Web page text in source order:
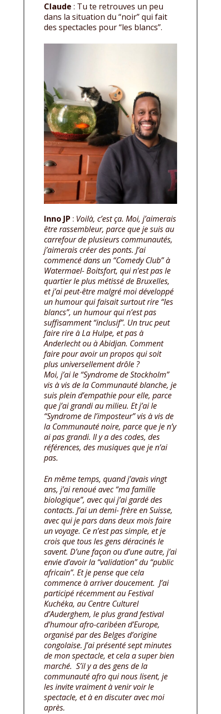
Claude : Tu te retrouves un peu
dans la situation du “noir” qui fait
des spectacles pour “les blancs”.
Inno JP : Voilà, c’est ça. Moi, j’aimerais
être rassembleur, parce que je suis au
carrefour de plusieurs communautés,
j’aimerais créer des ponts. J’ai
commencé dans un “Comedy Club” à
Watermael- Boitsfort, qui n’est pas le
quartier le plus métissé de Bruxelles,
et j’ai peut-être malgré moi développé
un humour qui faisait surtout rire “les
blancs”, un humour qui n’est pas
suffisamment “inclusif”. Un truc peut
faire rire à La Hulpe, et pas à
Anderlecht ou à Abidjan. Comment
faire pour avoir un propos qui soit
plus universellement drôle ?
Moi, j’ai le “Syndrome de Stockholm”
vis à vis de la Communauté blanche, je
suis plein d’empathie pour elle, parce
que j’ai grandi au milieu. Et j’ai le
“Syndrome de l’imposteur” vis à vis de
la Communauté noire, parce que je n’y
ai pas grandi. Il y a des codes, des
références, des musiques que je n’ai
pas.
En même temps, quand j’avais vingt
ans, j’ai renoué avec “ma famille
biologique”, avec qui j’ai gardé des
contacts. J’ai un demi- frère en Suisse,
avec qui je pars dans deux mois faire
un voyage. Ce n’est pas simple, et je
crois que tous les gens déracinés le
savent. D’une façon ou d’une autre, j’ai
envie d’avoir la “validation” du “public
africain”. Et je pense que cela
commence à arriver doucement. J’ai
participé récemment au Festival
Kuchéka, au Centre Culturel
d’Auderghem, le plus grand festival
d’humour afro-caribéen d’Europe,
organisé par des Belges d’origine
congolaise. J’ai présenté sept minutes
de mon spectacle, et cela a super bien
marché. S’il y a des gens de la
communauté afro qui nous lisent, je
les invite vraiment à venir voir le
spectacle, et à en discuter avec moi
après.